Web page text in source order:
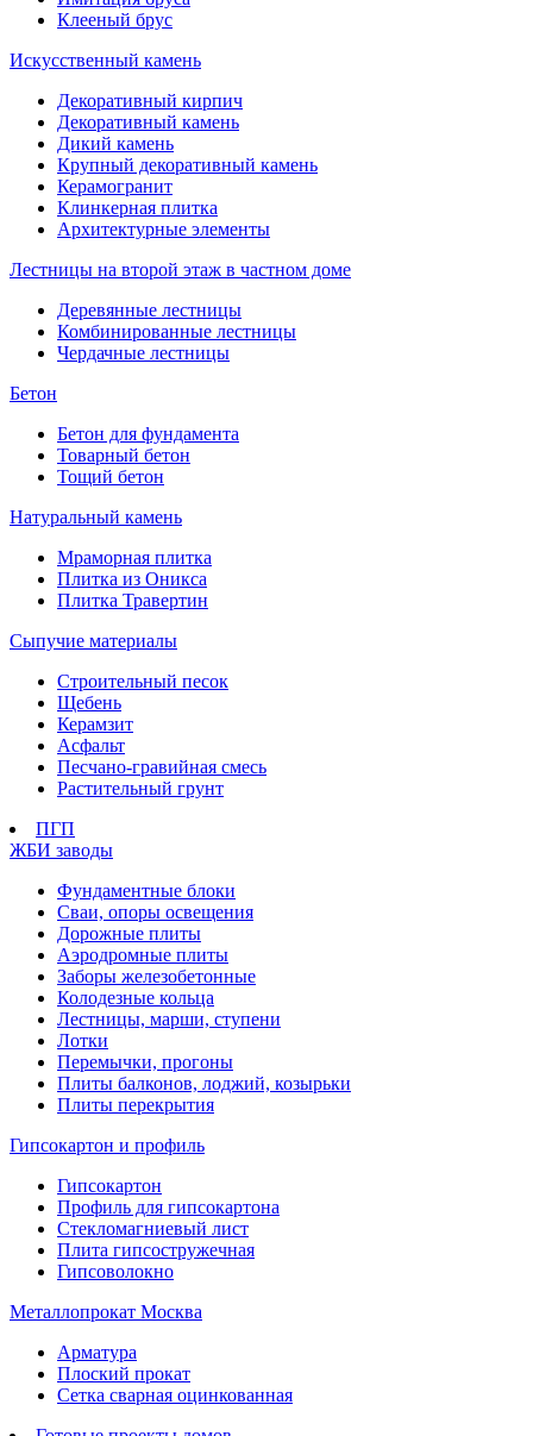
Клееный брус
Искусственный камень
Декоративный кирпич
Декоративный камень
Дикий камень
Крупный декоративный камень
Керамогранит
Клинкерная плитка
Архитектурные элементы
Лестницы на второй этаж в частном доме
Деревянные лестницы
Комбинированные лестницы
Чердачные лестницы
Бетон
Бетон для фундамента
Товарный бетон
Тощий бетон
Натуральный камень
Мраморная плитка
Плитка из Оникса
Плитка Травертин
Сыпучие материалы
Строительный песок
Щебень
Керамзит
Асфальт
Песчано-гравийная смесь
Растительный грунт
ПГП
ЖБИ заводы
Фундаментные блоки
Сваи, опоры освещения
Дорожные плиты
Аэродромные плиты
Заборы железобетонные
Колодезные кольца
Лестницы, марши, ступени
Лотки
Перемычки, прогоны
Плиты балконов, лоджий, козырьки
Плиты перекрытия
Гипсокартон и профиль
Гипсокартон
Профиль для гипсокартона
Стекломагниевый лист
Плита гипсостружечная
Гипсоволокно
Металлопрокат Москва
Арматура
Плоский прокат
Сетка сварная оцинкованная